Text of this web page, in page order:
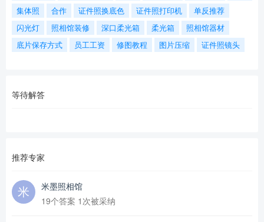
集体照
合作 证件照换底色 证件照打印机
单反推荐
闪光灯
照相馆装修 深口柔光箱 柔光箱
照相馆器材
底片保存方式
员工工资 修图教程 图片压缩 证件照镜头
等待解答
推荐专家
米墨照相馆
19个答案 1次被采纳